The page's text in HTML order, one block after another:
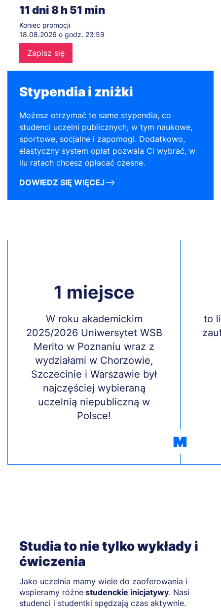
11 dni 8h51 min
Koniec promocji
18.08.2026 o godz. 23:59
Zapisz się
Stypendia i zniżki
Możesz otrzymać te same stypendia, co
studenci uczelni publicznych, w tym naukowe,
sportowe, socjalne i zapomogi. Dodatkowo,
elastyczny system opłat pozwala Ci wybrać, w
ilu ratach chcesz opłacać czesne.
DOWIEDZ SIĘ WIĘCEJ
1 miejsce
TreśćW roku akademickim
2025/2026 Uniwersytet WSB
Merito w Poznaniu wraz z
wydziałami w Chorzowie,
Szczecinie i Warszawie był
najczęściej wybieraną
uczelnią niepubliczną w
Polsce!
to
Studia to nie tylko wykłady i
ćwiczenia
Jako uczelnia mamy wiele do zaoferowania i
wspieramy różne studenckie inicjatywy. Nasi
studenci i studentki spędzają czas aktywnie.